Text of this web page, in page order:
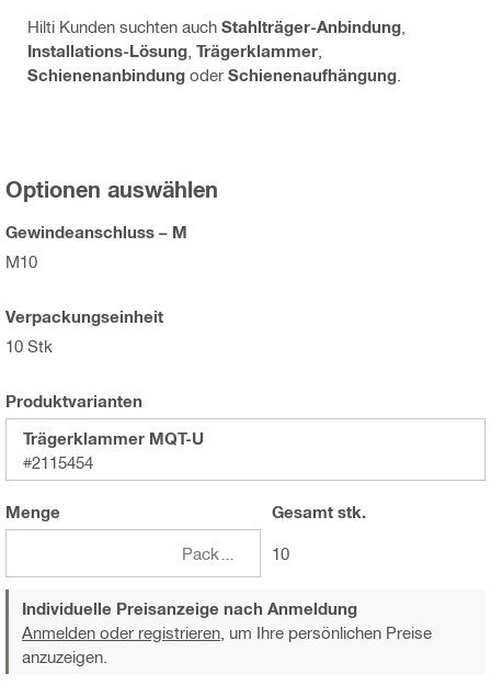
Hilti Kunden suchten auch Stahlträger-Anbindung
Installations-Lösung Trägerklammer
Schienenanbindung oder Schienenaufhängung
Optionen auswählen
Gewindeanschluss – M
M10
Verpackungseinheit
10 Stk
Produktvarianten
Trägerklammer MQT-U
#2115454
Menge
Packungen
Gesamtstk.
10
Individuelle Preisanzeige nach Anmeldung
Anmelden oder registrieren, um Ihre persönlichen Preise
anzuzeigen.